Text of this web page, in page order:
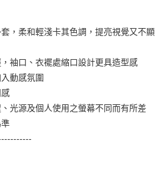
台北富邦商業銀行
台中商業銀行
遠東國際商業銀行
星展（台灣）商業銀行
品之後才付款」的支付方式。 讓您購物簡單
綁卡、不需儲值。
認證，即可結帳。
】
含以上)免運費
，柔和輕淺卡其色調，提亮視覺又不顯
袖口、衣襬處縮口設計更具造型感
動感氛圍
光源及個人使用之螢幕不同而有所差